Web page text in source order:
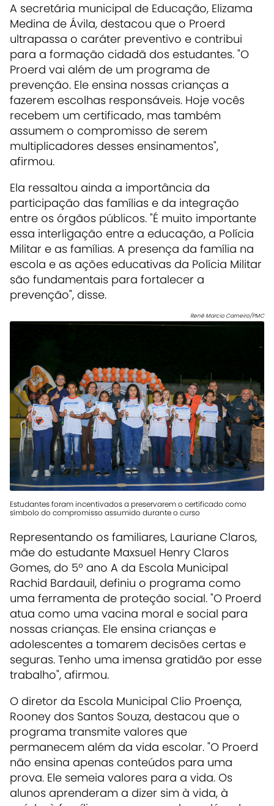
A secretária municipal de Educação, Elizama
Medina de Ávila, destacou que o Proerd
ultrapassa o caráter preventivo e contribui
para a formação cidadã dos estudantes. "O
Proerd vai além de um programa de
prevenção. Ele ensina nossas crianças a
fazerem escolhas responsáveis. Hoje vocês
recebem um certificado, mas também
assumem o compromisso de serem
multiplicadores desses ensinamentos",
afirmou.
Ela ressaltou ainda a importância da
participação das famílias e da integração
entre os órgãos públicos. "É muito importante
essa interligação entre a educação, a Polícia
Militar e as famílias. A presença da família na
escola e as ações educativas da Polícia Militar
são fundamentais para fortalecer a
prevenção", disse.
Renê Marcio Carneiro/PMC
Estudantes foram incentivados a preservarem o certificado como
símbolo do compromisso assumido durante o curso
Representando os familiares, Lauriane Claros,
mãe do estudante Maxsuel Henry Claros
Gomes, do 5º ano A da Escola Municipal
Rachid Bardauil, definiu o programa como
uma ferramenta de proteção social. "O Proerd
atua como uma vacina moral e social para
nossas crianças. Ele ensina crianças e
adolescentes a tomarem decisões certas e
seguras. Tenho uma imensa gratidão por esse
trabalho", afirmou.
O diretor da Escola Municipal Clio Proença,
Rooney dos Santos Souza, destacou que o
programa transmite valores que
permanecem além da vida escolar. "O Proerd
não ensina apenas conteúdos para uma
prova. Ele semeia valores para a vida. Os
alunos aprenderam a dizer sim à vida, à